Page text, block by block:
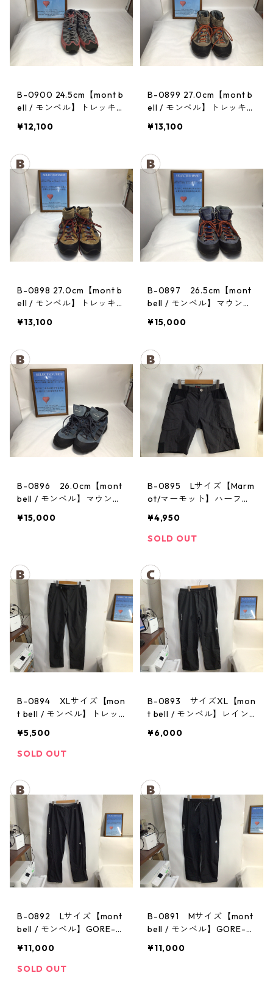
B-0900 24.5cm【mont b
ell / モンベル】トレッキン
ルーザー レディースRDV
¥12,100
B-0899 27.0cm【mont b
ell / モンベル】トレッキン
ティトンブーツ メンズ TN
¥13,100
B-0898 27.0cm【mont b
ell / モンベル】トレッキン
ティトンブーツ メンズ GR
¥13,100
B-0897 26.5cm【mont
bell / モンベル】マウンテ
¥15,000
B-0896 26.0cm【mont
bell / モンベル】マウンテ
¥15,000
B-0895 Lサイズ【Marm
ot/マーモット】ハーフパ
Men's DGBK
¥4,950
SOLD OUT
B-0894 XLサイズ【mon
t bell / モンベル】トレッ
チ レディース GM
¥5,500
SOLD OUT
B-0893 サイズXL【mon
t bell / モンベル】レイン
メンズ
¥6,000
B-0892 Lサイズ【mont
bell / モンベル】GORE-T
パンツ：メンズBK
¥11,000
SOLD OUT
B-0891 Mサイズ【mont
bell / モンベル】GORE-T
パンツ：メンズBK
¥11,000